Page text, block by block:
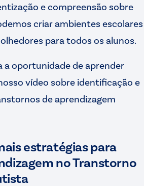
e compreensão sobre
criar ambientes escolares
para todos os alunos.
a oportunidade de aprender
vídeo sobre identificação e
de aprendizagem
estratégias para
no Transtorno